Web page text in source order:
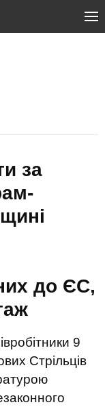
за
до ЄС,
9
Стрільців